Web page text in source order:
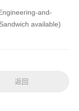
and-
available)
返回